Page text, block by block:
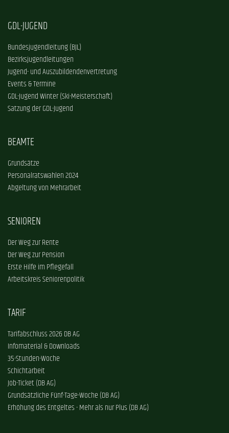
GDL-JUGEND
Bundesjugendleitung (BJL)
Bezirksjugendleitungen
Jugend- und Auszubildendenvertretung
Events & Termine
GDL-Jugend Winter (Ski-Meisterschaft)
Satzung der GDL-Jugend
BEAMTE
Grundsätze
Personalratswahlen 2024
Abgeltung von Mehrarbeit
SENIOREN
Der Weg zur Rente
Der Weg zur Pension
Erste Hilfe im Pflegefall
Arbeitskreis Seniorenpolitik
TARIF
Tarifabschluss 2026 DB AG
Infomaterial & Downloads
35-Stunden-Woche
Schichtarbeit
Job-Ticket (DB AG)
Grundsätzliche Fünf-Tage-Woche (DB AG)
Erhöhung des Entgeltes - Mehr als nur Plus (DB AG)